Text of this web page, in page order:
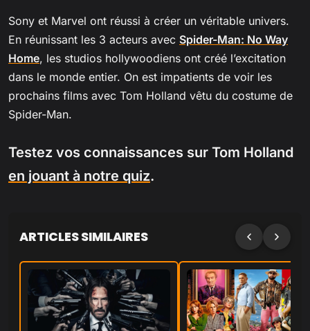
Sony et Marvel ont réussi à créer un véritable univers.
En réunissant les 3 acteurs avec Spider-Man: No Way
Home, les studios hollywoodiens ont créé l’excitation
dans le monde entier. On est impatients de voir les
prochains films avec Tom Holland vêtu du costume de
Spider-Man.
Testez vos connaissances sur Tom Holland
en jouant à notre quiz.
ARTICLES SIMILAIRES